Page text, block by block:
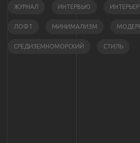
ЖУРНАЛ ИНТЕРВЬЮ ИНТЕРЬЕР
ЛОФТ МИНИМАЛИЗМ
СРЕДИЗЕМНОМОРСКИЙ СТИЛЬ